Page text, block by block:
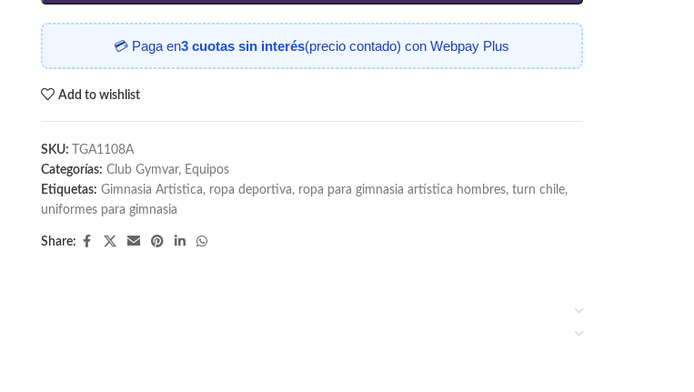
💳 Paga en3 cuotas sin interés(precio contado) con Webpay Plus
Add to wishlist
SKU:
TGA1108A
Categorías: Club Gymvar, Equipos
Etiquetas: Gimnasia Artistica, ropa deportiva, ropa para gimnasia artística hombres, turn chile,
uniformes para gimnasia
Share: